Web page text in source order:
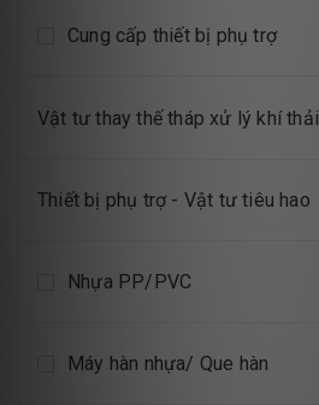
Cung cấp thiết bị phụ trợ
Vật tư thay thế tháp xử lý khí thải
Thiết bị phụ trợ - Vật tư tiêu hao
Nhựa PP/PVC
Máy hàn nhựa/ Que hàn